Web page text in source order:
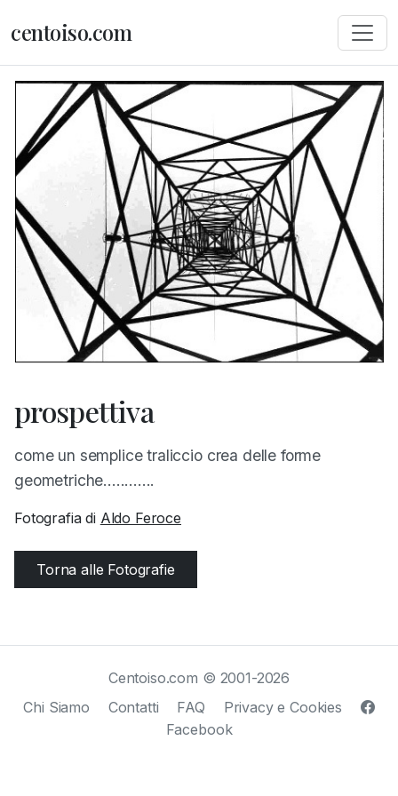
centoiso.com
prospettiva
come un semplice traliccio crea delle forme
geometriche............
Fotografia di Aldo Feroce
Torna alle Fotografie
Centoiso.com © 2001-2026
Chi Siamo
Contatti FAQ
Privacy e Cookies
Facebook